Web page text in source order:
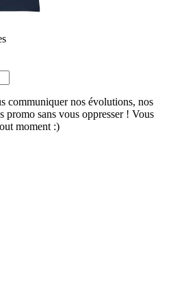
communiquer nos évolutions, nos
promo sans vous oppresser ! Vous
moment :)